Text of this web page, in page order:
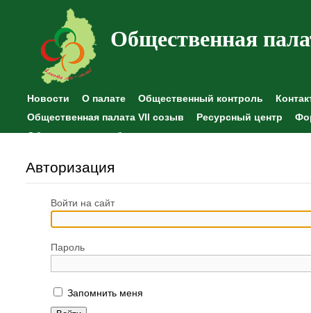
Общественная
Новости О палате Общественный контроль
Общественная палата VII созыв
Ресурсный центр
Общественные наблюдения
Авторизация
Войти на сайт
Пароль
Запомнить меня